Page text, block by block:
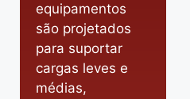
equipamentos
são projetados
para suportar
cargas leves e
médias,